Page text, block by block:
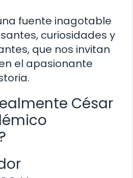
fuente inagotable
curiosidades y
que nos invitan
el apasionante
César